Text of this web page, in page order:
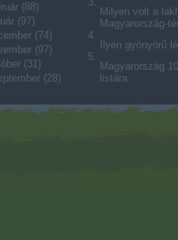
(88)
(97)
(74)
(97)
(31)
(28)
Milyen volt a
Magyarország-
Ilyen gyönyörű
Magyarország
listára